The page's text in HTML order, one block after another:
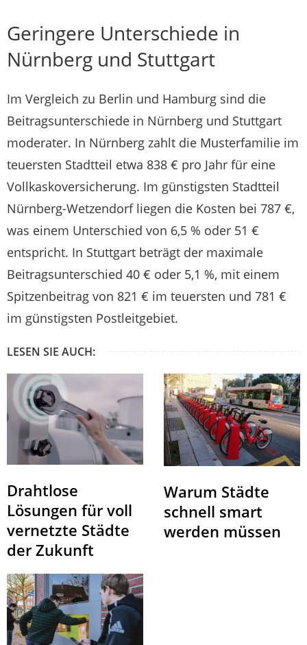
Geringere Unterschiede in
Nürnberg und Stuttgart
Im Vergleich zu Berlin und Hamburg sind die
Beitragsunterschiede in Nürnberg und Stuttgart
moderater. In Nürnberg zahlt die Musterfamilie im
teuersten Stadtteil etwa 838 € pro Jahr für eine
Vollkaskoversicherung. Im günstigsten Stadtteil
Nürnberg-Wetzendorf liegen die Kosten bei 787 €,
was einem Unterschied von 6,5 % oder 51 €
entspricht. In Stuttgart beträgt der maximale
Beitragsunterschied 40 € oder 5,1 %, mit einem
Spitzenbeitrag von 821 € im teuersten und 781 €
im günstigsten Postleitgebiet.
LESEN SIE AUCH:
Drahtlose
Lösungen für voll
vernetzte Städte
der Zukunft
Warum Städte
schnell smart
werden müssen